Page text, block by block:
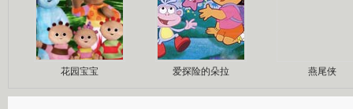
花园宝宝 爱探险的朵拉 燕尾侠